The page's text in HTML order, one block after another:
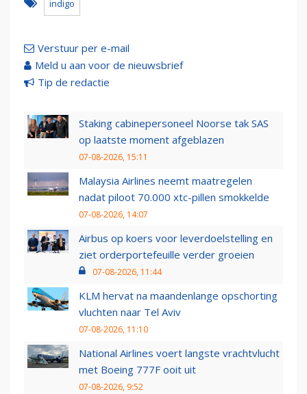
indigo
Verstuur per e-mail
Meld u aan voor de nieuwsbrief
Tip de redactie
Staking cabinepersoneel Noorse tak SAS
op laatste moment afgeblazen
07-08-2026, 15:11
Malaysia Airlines neemt maatregelen
nadat piloot 70.000 xtc-pillen smokkelde
07-08-2026, 14:07
Airbus op koers voor leverdoelstelling en
ziet orderportefeuille verder groeien
07-08-2026, 11:44
KLM hervat na maandenlange opschorting
vluchten naar Tel Aviv
07-08-2026, 11:10
National Airlines voert langste vrachtvlucht
met Boeing 777F ooit uit
07-08-2026, 9:52